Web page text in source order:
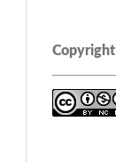
Copyright